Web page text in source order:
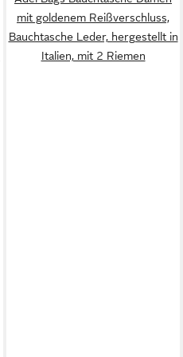
mit goldenem Reißverschluss,
Bauchtasche Leder, hergestellt in
Italien, mit 2 Riemen